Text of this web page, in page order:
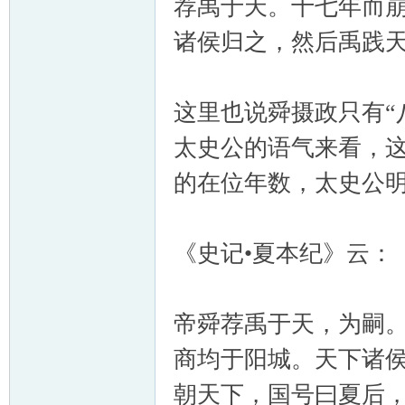
荐禹于天。十七年而
诸侯归之，然后禹践
这里也说舜摄政只有
太史公的语气来看，
的在位年数，太史公
《史记•夏本纪》云：
帝舜荐禹于天，为嗣
商均于阳城。天下诸
朝天下，国号曰夏后